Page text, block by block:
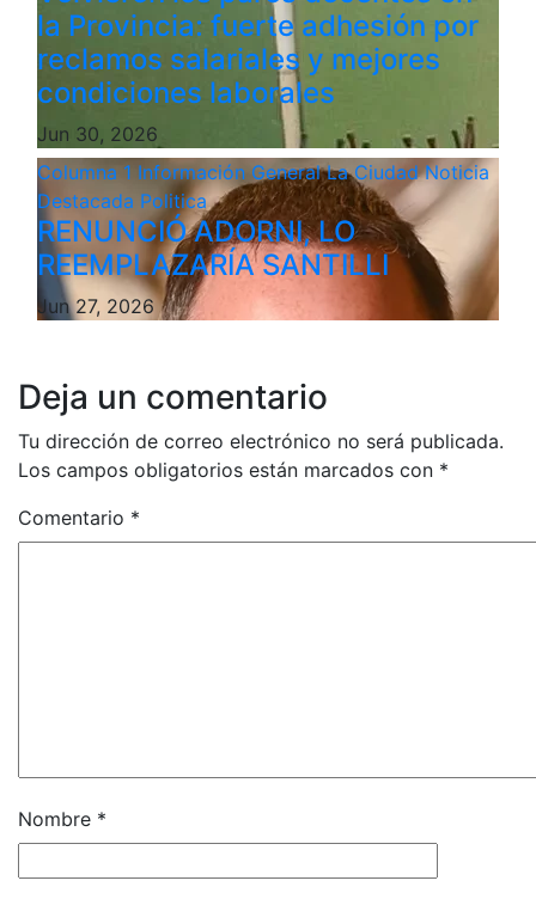
la Provincia: fuerte adhesión por
reclamos salariales y mejores
condiciones laborales
Jun 30, 2026
Columna 1 Información GeneralLa CiudadNoticia
Destacada Politica
RENUNCIÓ ADORNI, LO
REEMPLAZARÍA SANTILLI
Jun 27, 2026
Deja un comentario
Tu dirección de correo electrónico no será publicada.
Los campos obligatorios están marcados con *
Comentario *
Nombre *